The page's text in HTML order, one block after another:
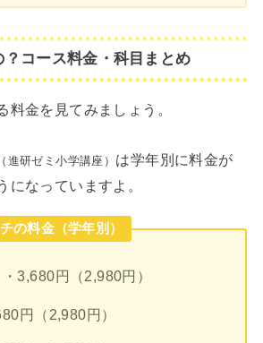
？コース料金・科目まとめ
料金を見てみましょう。
（進研ゼミ小学講座） は学年別に料金が
になっていますよ。
の料金（学年別）
3,680円（2,980円）
円（2,980円）